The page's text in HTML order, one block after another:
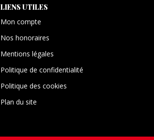
LIENS UTILES
Mon compte
Nos honoraires
Mentions légales
Politique de confidentialité
Politique des cookies
Plan du site